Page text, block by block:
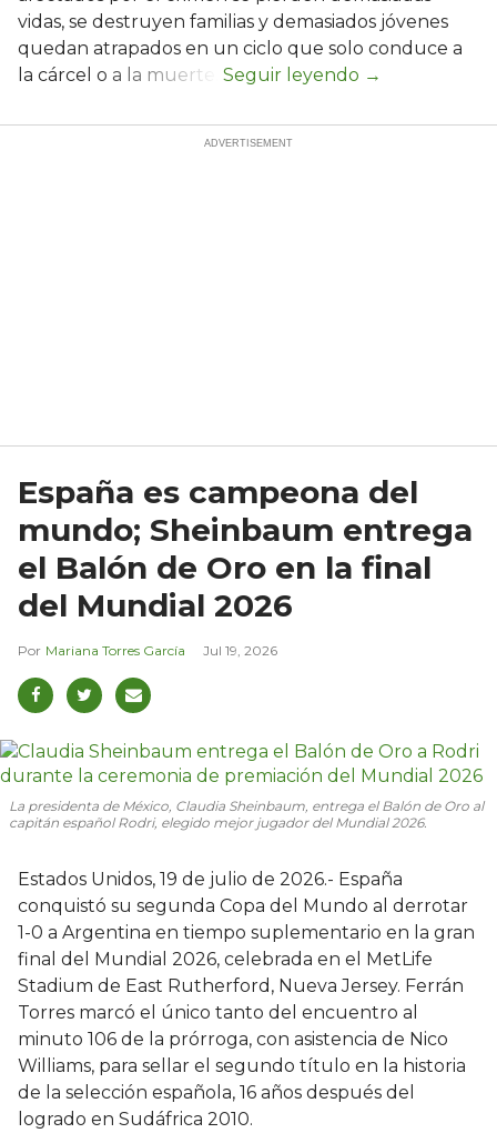
vidas, se destruyen familias y demasiados jóvenes
quedan atrapados en un ciclo que solo conduce a
la cárcel o a la muerte.
España es campeona del
mundo; Sheinbaum entrega
el Balón de Oro en la final
del Mundial 2026
Mariana Torres García Jul 19, 2026
La presidenta de México, Claudia Sheinbaum, entrega el Balón de Oro al
capitán español Rodri, elegido mejor jugador del Mundial 2026.
Estados Unidos, 19 de julio de 2026.- España
conquistó su segunda Copa del Mundo al derrotar
1-0 a Argentina en tiempo suplementario en la gran
final del Mundial 2026, celebrada en el MetLife
Stadium de East Rutherford, Nueva Jersey. Ferrán
Torres marcó el único tanto del encuentro al
minuto 106 de la prórroga, con asistencia de Nico
Williams, para sellar el segundo título en la historia
de la selección española, 16 años después del
logrado en Sudáfrica 2010.